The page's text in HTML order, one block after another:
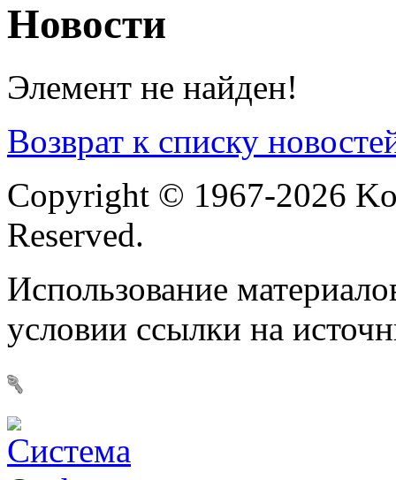
Новости
Элемент не найден!
Возврат к списку
Copyright © 1967-2026
Reserved.
Использование
условии ссылки на